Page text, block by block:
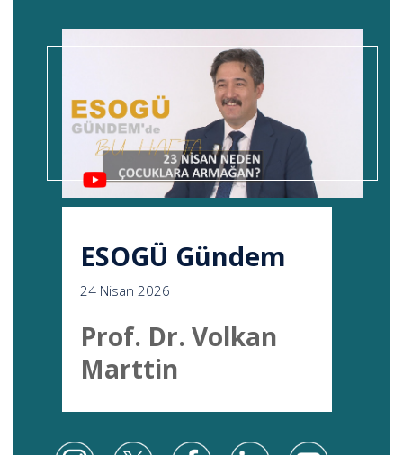
ESOGÜ Gündem
24 Nisan 2026
Prof. Dr. Volkan
Marttin